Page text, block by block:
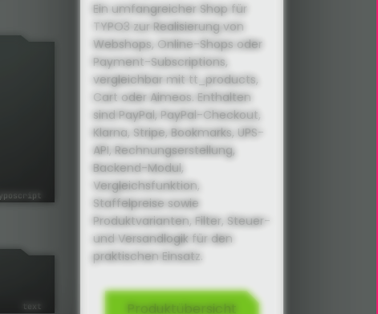
Ein umfangreicher Shop für
TYPO3 zur Realisierung von
Webshops, Online-Shops oder
Payment-Subscriptions,
vergleichbar mit tt_products,
Cart oder Aimeos. Enthalten
sind PayPal, PayPal-Checkout,
Klarna, Stripe, Bookmarks, UPS-
API, Rechnungs­erstellung,
Backend-Modul,
Vergleichsfunktion,
Staffelpreise sowie
Produktvarianten, Filter, Steuer-
und Versandlogik für den
praktischen Einsatz.
Produktübersicht